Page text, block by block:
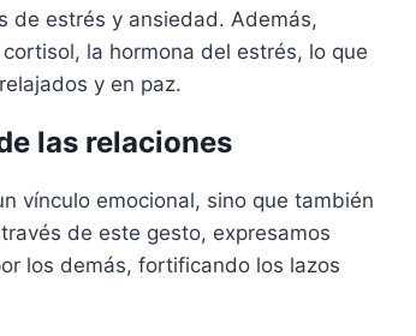
de estrés y ansiedad. Además,
la hormona del estrés, lo que
y en paz.
las relaciones
vínculo emocional, sino que también
de este gesto, expresamos
los demás, fortificando los lazos